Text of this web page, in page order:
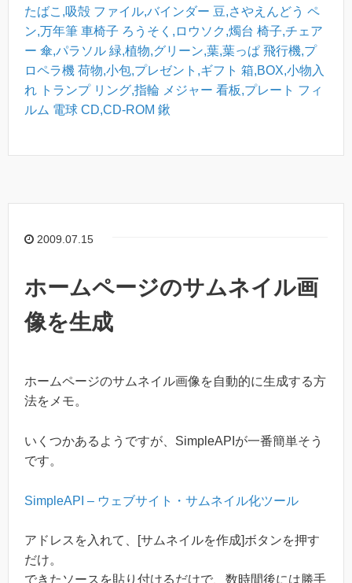
たばこ,吸殻 ファイル,バインダー 豆,さやえんどう ペ
ン,万年筆 車椅子 ろうそく,ロウソク,燭台 椅子,チェア
ー 傘,パラソル 緑,植物,グリーン,葉,葉っぱ 飛行機,プ
ロペラ機 荷物,小包,プレゼント,ギフト 箱,BOX,小物入
れ トランプ リング,指輪 メジャー 看板,プレート フィ
ルム 電球 CD,CD-ROM 鍬
2009.07.15
ホームページのサムネイル画
像を生成
ホームページのサムネイル画像を自動的に生成する方
法をメモ。
いくつかあるようですが、SimpleAPIが一番簡単そう
です。
SimpleAPI – ウェブサイト・サムネイル化ツール
アドレスを入れて、[サムネイルを作成]ボタンを押す
だけ。
できたソースを貼り付けるだけで、数時間後には勝手